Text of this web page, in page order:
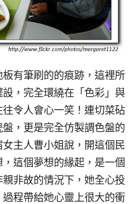
有筆刷的的痕跡，這裡所
，完全環繞在「色彩」與
往令人會心一笑！連切菜砧
，更是完全仿製調色盤的
主人曹小姐說，開這個民
這個夢想的緣起，是一個
非故的情況下，她全心投
程帶給她心靈上很大的衝